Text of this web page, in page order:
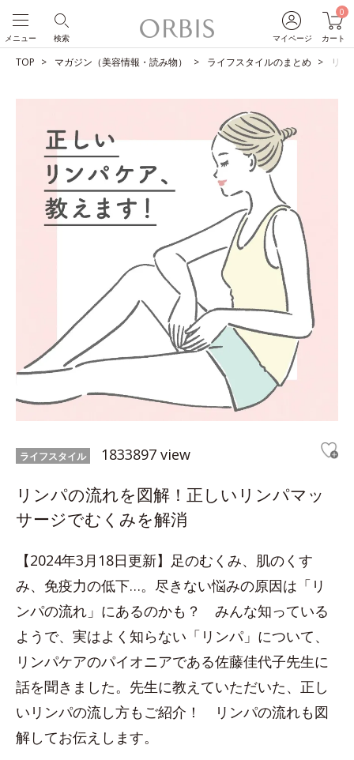
マイページ
0
カート
検索
メニュー
TOP マガジン（美容情報・読み物） ライフスタイルのまとめ リ
ライフスタイル 1833897 view
リンパの流れを図解！正しいリンパマッ
サージでむくみを解消
【2024年3月18日更新】足のむくみ、肌のくす
み、免疫力の低下…。尽きない悩みの原因は「リ
ンパの流れ」にあるのかも？ みんな知っている
ようで、実はよく知らない「リンパ」について、
リンパケアのパイオニアである佐藤佳代子先生に
話を聞きました。先生に教えていただいた、正し
いリンパの流し方もご紹介！ リンパの流れも図
解してお伝えします。